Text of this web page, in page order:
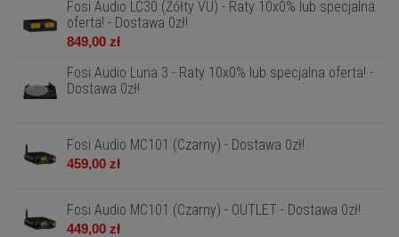
Fosi Audio LC30 (Żółty VU) - Raty 10x0% lub specjalna
oferta! - Dostawa 0zł!
849,00 zł
Fosi Audio Luna 3 - Raty 10x0% lub specjalna oferta! -
Dostawa 0zł!
Fosi Audio MC101 (Czarny) - Dostawa 0zł!
459,00 zł
Fosi Audio MC101 (Czarny) - OUTLET - Dostawa 0zł!
449,00 zł